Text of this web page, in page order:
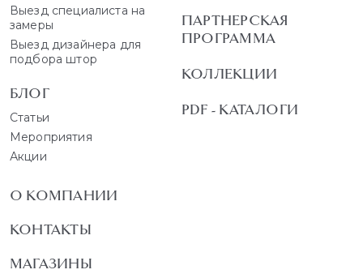
Выезд специалиста на
замеры
Выезд дизайнера для
подбора штор
БЛОГ
Статьи
Мероприятия
Акции
ПАРТНЕРСКАЯ
ПРОГРАММА
КОЛЛЕКЦИИ
PDF - КАТАЛОГИ
О КОМПАНИИ
КОНТАКТЫ
МАГАЗИНЫ